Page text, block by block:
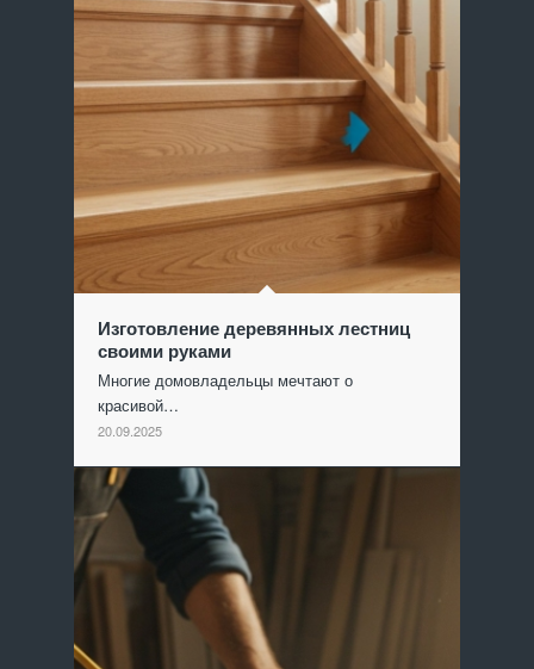
Изготовление деревянных лестниц
своими руками
Многие домовладельцы мечтают о
красивой…
20.09.2025